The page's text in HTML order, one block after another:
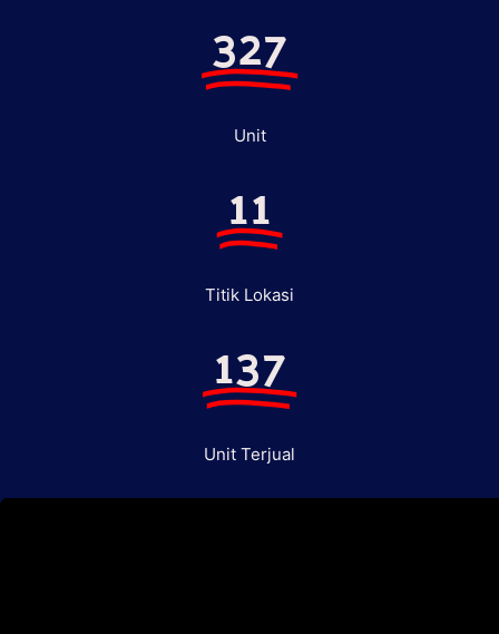
327
Unit
11
Titik Lokasi
137
Unit Terjual